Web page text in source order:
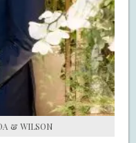
& WILSON